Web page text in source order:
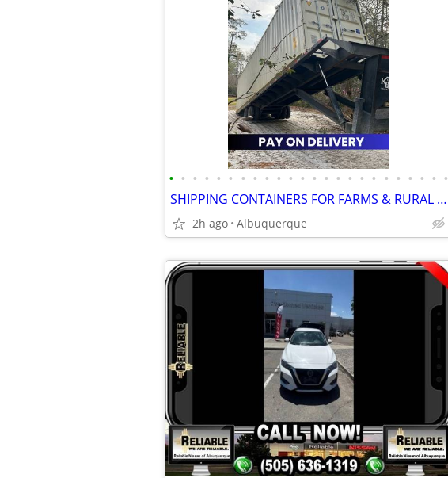
• • • • • • • • • • • • • • • • • • • • • • • •
SHIPPING CONTAINERS FOR FARMS & RURAL PROPERTIES 505-614-8868
2h ago Albuquerque